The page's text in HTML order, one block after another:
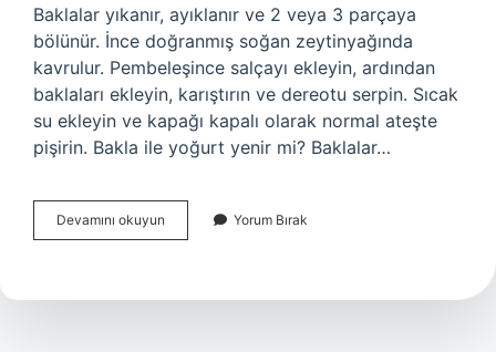
Baklalar yıkanır, ayıklanır ve 2 veya 3 parçaya
bölünür. İnce doğranmış soğan zeytinyağında
kavrulur. Pembeleşince salçayı ekleyin, ardından
baklaları ekleyin, karıştırın ve dereotu serpin. Sıcak
su ekleyin ve kapağı kapalı olarak normal ateşte
pişirin. Bakla ile yoğurt yenir mi? Baklalar…
Devamını okuyun
Yemeğinin
Iyi
Yorum Bırak